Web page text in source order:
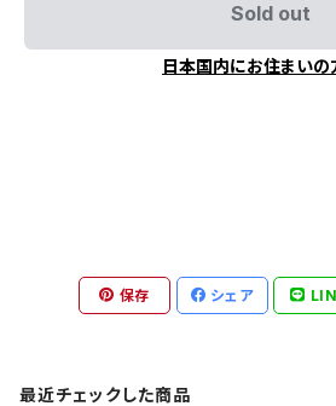
Sold out
日本国内にお住まいの
保存 シェア
最近チェックした商品